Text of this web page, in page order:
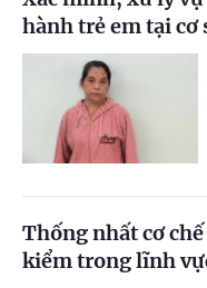
hành trẻ em tại cơ
Thống nhất cơ
kiểm trong lĩnh